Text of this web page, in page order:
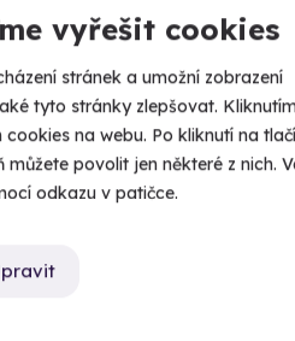
vyřešit cookies
stránek a umožní zobrazení
tyto stránky zlepšovat.
na webu. Po kliknutí na
povolit jen některé z nich.
odkazu v patičce.
Bzenec
(+ 28 dalších
4 999 Kč
Volný termín už